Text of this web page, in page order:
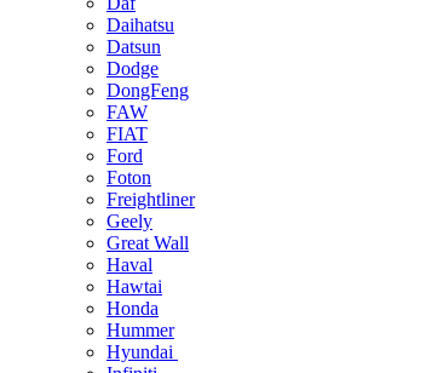
Daihatsu
Datsun
Dodge
DongFeng
FAW
FIAT
Ford
Foton
Freightliner
Geely
Great Wall
Haval
Hawtai
Honda
Hummer
Hyundai